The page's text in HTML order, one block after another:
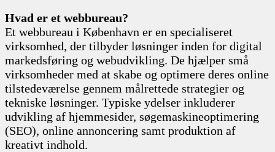
Hvad er et webbureau?
Et webbureau i København er en specialiseret
virksomhed, der tilbyder løsninger inden for digital
markedsføring og webudvikling. De hjælper små
virksomheder med at skabe og optimere deres online
tilstedeværelse gennem målrettede strategier og
tekniske løsninger. Typiske ydelser inkluderer
udvikling af hjemmesider, søgemaskineoptimering
(SEO), online annoncering samt produktion af
kreativt indhold.